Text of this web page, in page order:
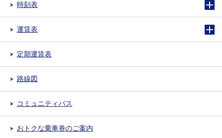
時刻表
運賃表
定期運賃表
路線図
コミュニティバス
おトクな乗車券のご案内